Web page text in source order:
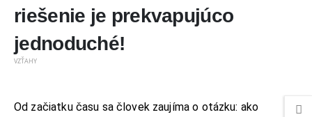
riešenie je prekvapujúco
jednoduché!
VZŤAHY
Od začiatku času sa človek zaujíma o otázku: ako